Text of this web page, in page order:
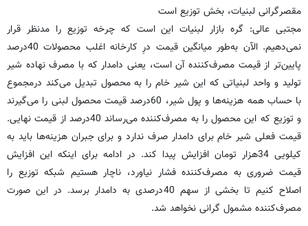
مقصرگرانی لبنیات، بخش توزیع است
مجتبی عالی: گره بازار لبنیات این است که چرخه توزیع را مدنظر قرار
نمی‌دهیم. الآن به‌طور میانگین قیمت درِ کارخانه اغلب محصولات 40درصد
پایین‌تر از قیمت مصرف‌کننده آن است، یعنی دامدار که با مصرف نهاده شیر
تولید و واحد لبنیاتی که این شیر خام را به محصول تبدیل می‌کند درمجموع
با حساب همه هزینه‌ها و پول شیر، 60درصد قیمت محصول لبنی را می‌گیرند
و توزیع که این محصول را به مصرف‌کننده می‌رساند 40درصد از قیمت نهایی.
قیمت فعلی شیر خام برای دامدار صرف ندارد و برای جبران هزینه‌ها باید به
کیلویی 34هزار تومان افزایش پیدا کند. در ادامه برای اینکه این افزایش
قیمت ضروری به مصرف‌کننده فشار نیاورد، ناچار هستیم شبکه توزیع را
اصلاح کنیم تا بخشی از سهم 40درصدی به دامدار برسد. در این صورت
مصرف‌کننده مشمول گرانی نخواهد شد.